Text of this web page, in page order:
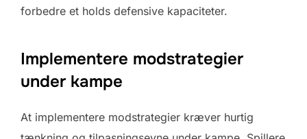
forbedre et holds defensive kapaciteter.
Implementere modstrategier
under kampe
At implementere modstrategier kræver hurtig